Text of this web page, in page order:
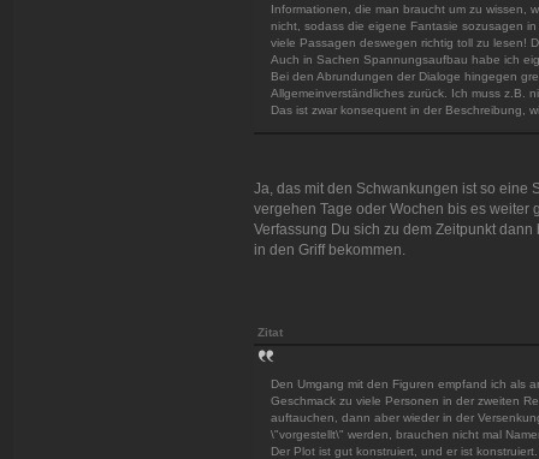
Informationen, die man braucht um zu wissen,
nicht, sodass die eigene Fantasie sozusagen
viele Passagen deswegen richtig toll zu lesen!
Auch in Sachen Spannungsaufbau habe ich
Bei den Abrundungen der Dialoge hingegen
Allgemeinverständliches zurück. Ich muss z.B.
Das ist zwar konsequent in der Beschreibung,
Ja, das mit den Schwankungen ist so eine
vergehen Tage oder Wochen bis es
Verfassung Du sich zu dem Zeitpunkt
in den Griff bekommen.
Zitat
Den Umgang mit den Figuren empfand ich als
Geschmack zu viele Personen in der zweiten
auftauchen, dann aber wieder in der
\"vorgestellt\" werden, brauchen nicht mal
Der Plot ist gut konstruiert, und er ist